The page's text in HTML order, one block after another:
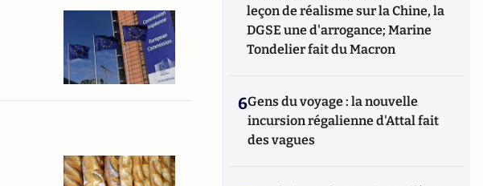
leçon de réalisme sur la Chine, la
DGSE une d'arrogance; Marine
Tondelier fait du Macron
6Gens du voyage : la nouvelle
incursion régalienne d'Attal fait
des vagues